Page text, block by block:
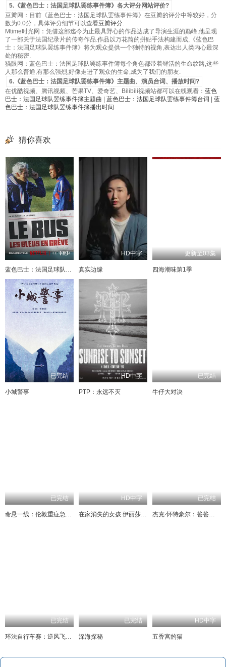
5.《蓝色巴士：法国足球队罢练事件簿》各大评分网站评价?
豆瓣网：目前《蓝色巴士：法国足球队罢练事件簿》在豆瓣的评分中等较好，分
数为0.0分，具体评分细节可以查看豆瓣评分.
Mtime时光网：凭借这部迄今为止最具野心的作品达成了导演生涯的巅峰,他呈现
了一部关于法国纪录片的传奇作品.作品以万花筒的拼贴手法构建而成,《蓝色巴
士：法国足球队罢练事件簿》将为观众提供一个独特的视角,表达出人类内心最深
处的秘密.
猫眼网：蓝色巴士：法国足球队罢练事件簿每个角色都带着鲜活的生命纹路,这些
人那么普通,有那么强烈,好像走进了观众的生命,成为了我们的朋友.
6.《蓝色巴士：法国足球队罢练事件簿》主题曲、演员台词、播放时间?
在优酷视频、腾讯视频、芒果TV、爱奇艺、Bilibili视频站都可以在线观看： 蓝色
巴士：法国足球队罢练事件簿主题曲
蓝色巴士：法国足球队罢练事件簿台词
蓝
色巴士：法国足球队罢练事件簿播出时间 .
猜你喜欢
HD
蓝色巴士：法国足球队罢练事件簿
HD中字
真实边缘
更新至03集
四海潮味第1季
已完结
小城警事
HD中字
PTP：永远不灭
已完结
牛仔大对决
已完结
命悬一线：伦敦重症急救实录
HD中字
在家消失的女孩:伊丽莎白·斯马特绑架案
已完结
杰克·怀特豪尔：爸爸教我做爸爸
已完结
环法自行车赛：逆风飞驰第三季
已完结
深海探秘
HD中字
五香宫的猫